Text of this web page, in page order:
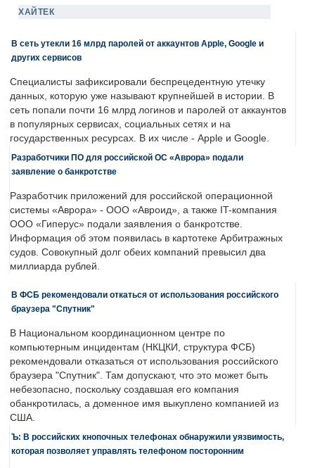
ХАЙТЕК
В сеть утекли 16 млрд паролей от аккаунтов Apple, Google и
других сервисов
Специалисты зафиксировали беспрецедентную утечку
данных, которую уже называют крупнейшей в истории. В
сеть попали почти 16 млрд логинов и паролей от аккаунтов
в популярных сервисах, социальных сетях и на
государственных ресурсах. В их числе - Apple и Google.
Разработчики ПО для российской ОС «Аврора» подали
заявление о банкротстве
Разработчик приложений для российской операционной
системы «Аврора» - ООО «Авроид», а также IT-компания
ООО «Гиперус» подали заявления о банкротстве.
Информация об этом появилась в картотеке Арбитражных
судов. Совокупный долг обеих компаний превысил два
миллиарда рублей.
В ФСБ рекомендовали откаться от использования российского
браузера "Спутник"
В Национальном координационном центре по
компьютерным инцидентам (НКЦКИ, структура ФСБ)
рекомендовали отказаться от использования российского
браузера "Спутник". Там допускают, что это может быть
небезопасно, поскольку создавшая его компания
обанкротилась, а доменное имя выкуплено компанией из
США.
Ъ: В российских кнопочных телефонах обнаружили уязвимость,
которая позволяет управлять телефоном посторонним